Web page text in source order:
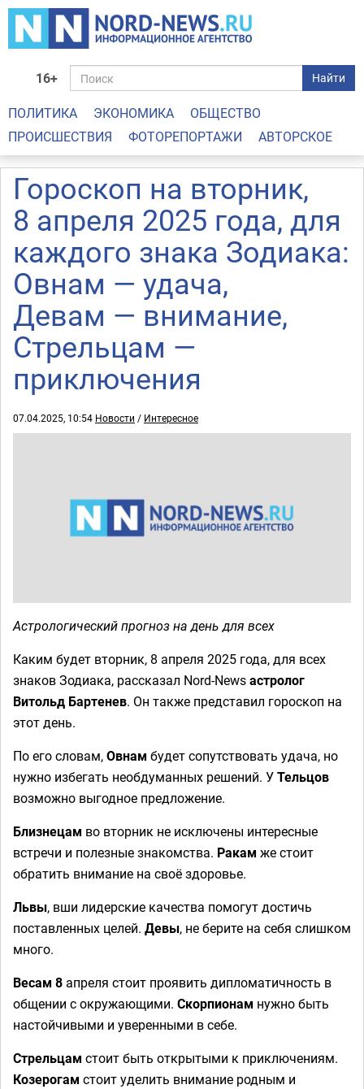
16+ Найти
ПОЛИТИКА ЭКОНОМИКА
ОБЩЕСТВО
ПРОИСШЕСТВИЯ
ФОТОРЕПОРТАЖИ АВТОРСКОЕ
Гороскоп на вторник,
8 апреля 2025 года, для
каждого знака Зодиака:
Овнам — удача,
Девам — внимание,
Стрельцам —
приключения
07.04.2025, 10:54 Новости / Интересное
Астрологический прогноз на день для всех
Каким будет вторник, 8 апреля 2025 года, для всех
знаков Зодиака, рассказал Nord-Newsастролог
Витольд Бартенев. Он также представил гороскоп на
этот день.
По его словам,Овнам будет сопутствовать удача, но
нужно избегать необдуманных решений. УТельцов
возможно выгодное предложение.
Близнецам во вторник не исключены интересные
встречи и полезные знакомства. Ракам же стоит
обратить внимание на своё здоровье.
Львы, вши лидерские качества помогут достичь
поставленных целей. Девы, не берите на себя слишком
много.
Весам 8 апреля стоит проявить дипломатичность в
общении с окружающими. Скорпионам нужно быть
настойчивыми и уверенными в себе.
Стрельцам стоит быть открытыми к приключениям.
Козерогам стоит уделить внимание родным и